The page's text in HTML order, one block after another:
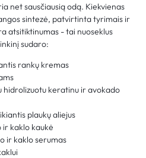
net sausčiausią odą. Kiekvienas
sintezė, patvirtinta tyrimais ir
atsitiktinumas - tai nuoseklus
sudaro:
rankų kremas
hidrolizuotu keratinu ir avokado
plaukų aliejus
kaklo kaukė
ir kaklo serumas